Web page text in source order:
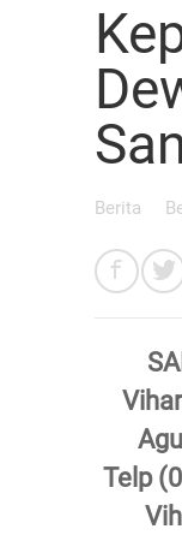
Berita
Telp